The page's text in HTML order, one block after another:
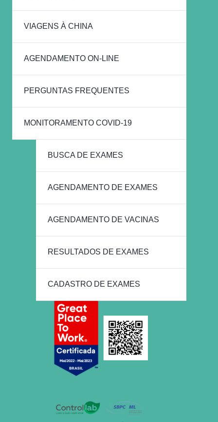
VIAGENS À CHINA
AGENDAMENTO ON-LINE
PERGUNTAS FREQUENTES
MONITORAMENTO COVID-19
BUSCA DE EXAMES
AGENDAMENTO DE EXAMES
AGENDAMENTO DE VACINAS
RESULTADOS DE EXAMES
CADASTRO DE EXAMES